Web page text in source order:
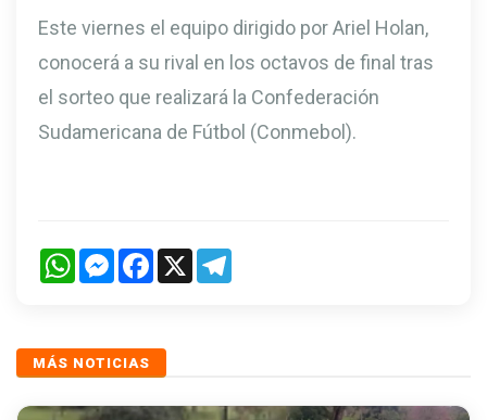
Este viernes el equipo dirigido por Ariel Holan,
conocerá a su rival en los octavos de final tras
el sorteo que realizará la Confederación
Sudamericana de Fútbol (Conmebol).
WhatsAppMessengerFacebook
X
MÁS NOTICIAS